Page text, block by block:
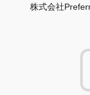
株式会社